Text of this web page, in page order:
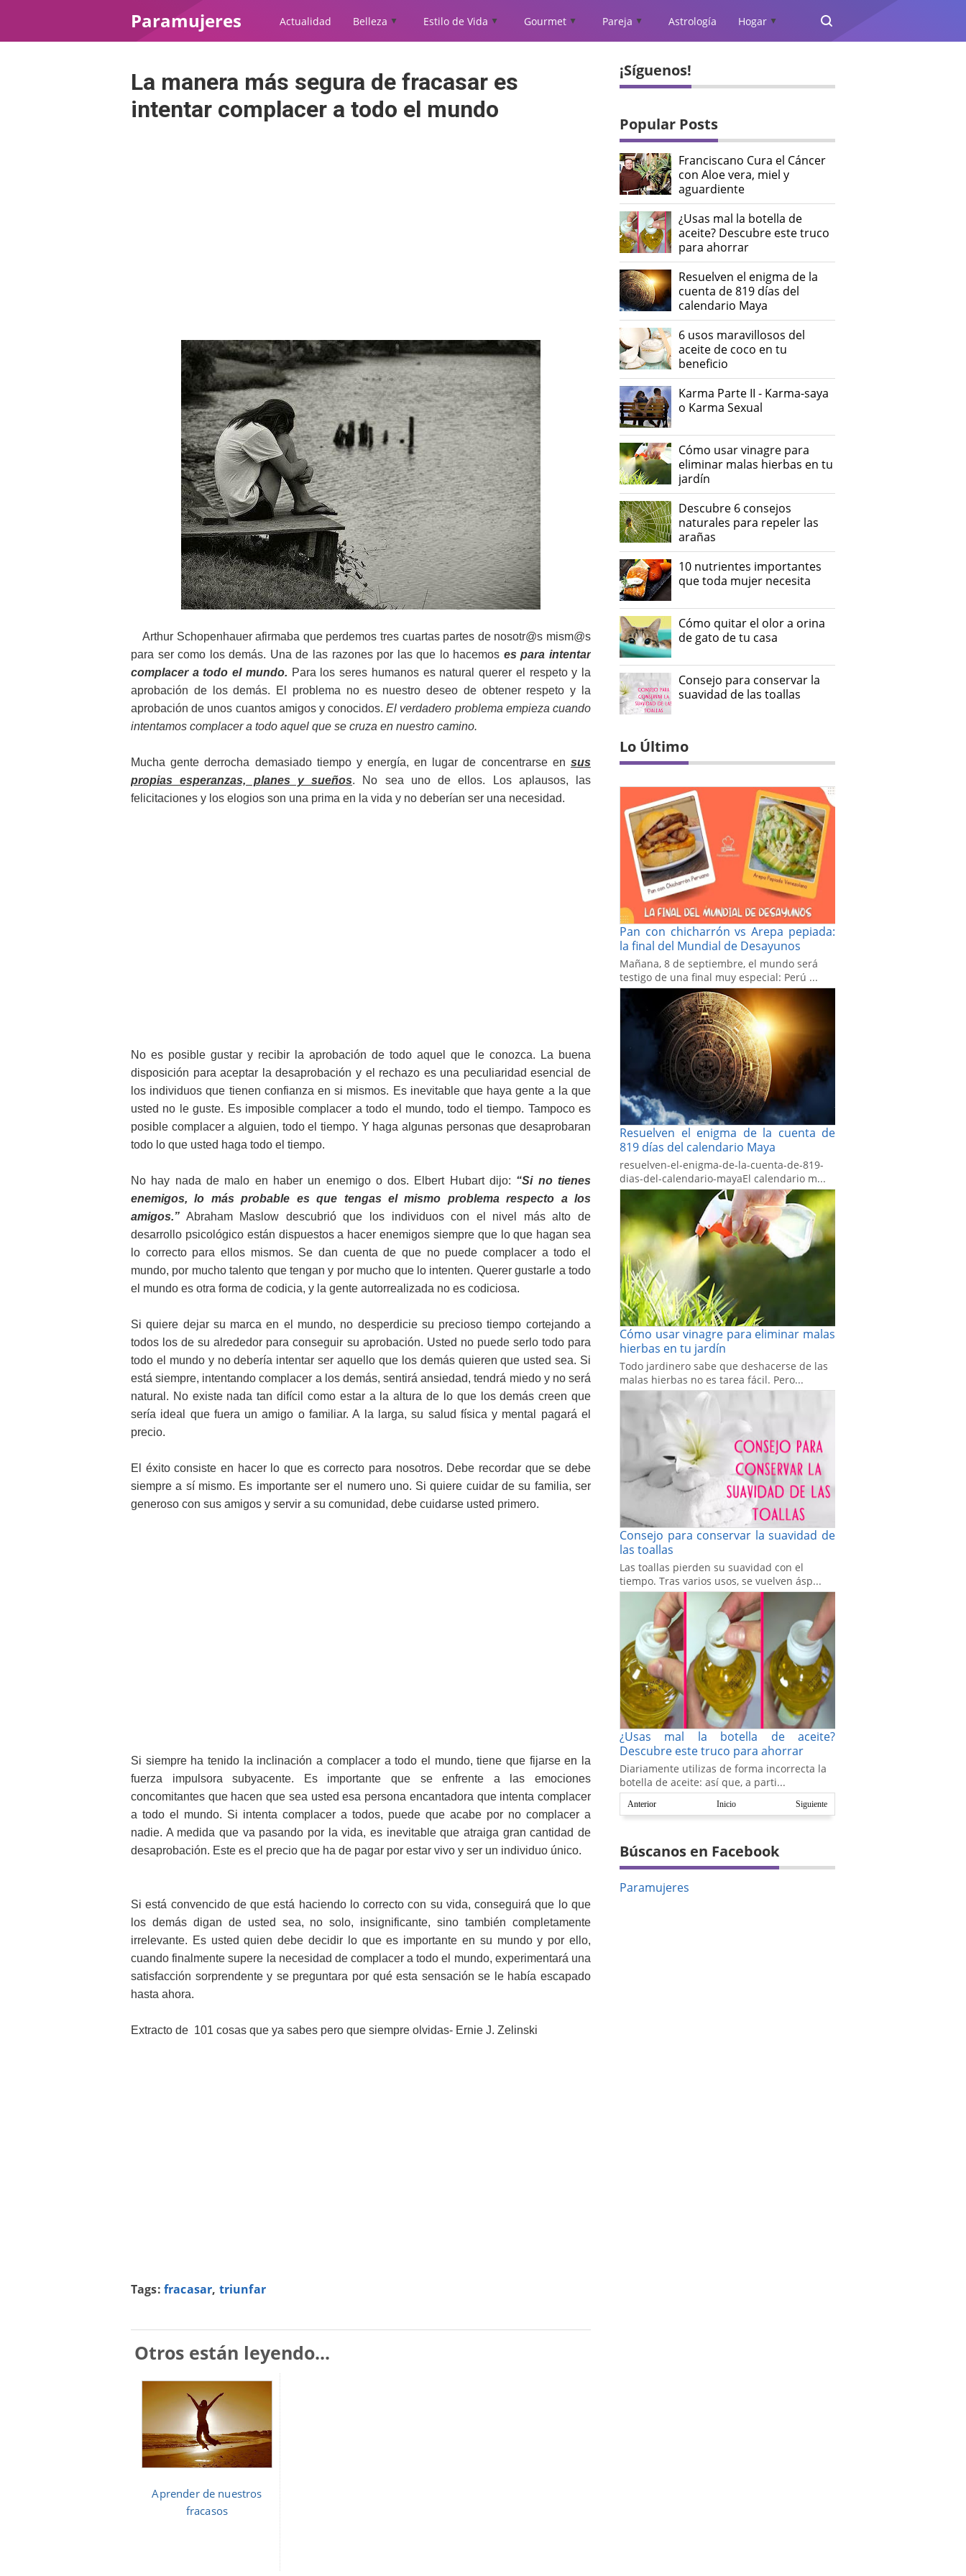
Paramujeres Actualidad Belleza ▲ Estilo de Vida ▲ Gourmet ▲ Pareja ▲ Astrología Hogar ▲
La manera más segura de fracasar es
intentar complacer a todo el mundo
Arthur Schopenhauer afirmaba que perdemos tres cuartas partes de nosotr@s mism@s
para ser como los demás. Una de las razones por las que lo hacemos es para intentar
complacer a todo el mundo. Para los seres humanos es natural querer el respeto y la
aprobación de los demás. El problema no es nuestro deseo de obtener respeto y la
aprobación de unos cuantos amigos y conocidos.El verdadero problema empieza cuando
intentamos complacer a todo aquel que se cruza en nuestro camino.
Mucha gente derrocha demasiado tiempo y energía, en lugar de concentrarse en sus
propias esperanzas, planes y sueños. No sea uno de ellos. Los aplausos, las
felicitaciones y los elogios son una prima en la vida y no deberían ser una necesidad.
No es posible gustar y recibir la aprobación de todo aquel que le conozca. La buena
disposición para aceptar la desaprobación y el rechazo es una peculiaridad esencial de
los individuos que tienen confianza en si mismos. Es inevitable que haya gente a la que
usted no le guste. Es imposible complacer a todo el mundo, todo el tiempo. Tampoco es
posible complacer a alguien, todo el tiempo. Y haga algunas personas que desaprobaran
todo lo que usted haga todo el tiempo.
No hay nada de malo en haber un enemigo o dos. Elbert Hubart dijo: “Si no tienes
enemigos, lo más probable es que tengas el mismo problema respecto a los
amigos.” Abraham Maslow descubrió que los individuos con el nivel más alto de
desarrollo psicológico están dispuestos a hacer enemigos siempre que lo que hagan sea
lo correcto para ellos mismos. Se dan cuenta de que no puede complacer a todo el
mundo, por mucho talento que tengan y por mucho que lo intenten. Querer gustarle a todo
el mundo es otra forma de codicia, y la gente autorrealizada no es codiciosa.
Si quiere dejar su marca en el mundo, no desperdicie su precioso tiempo cortejando a
todos los de su alrededor para conseguir su aprobación. Usted no puede serlo todo para
todo el mundo y no debería intentar ser aquello que los demás quieren que usted sea. Si
está siempre, intentando complacer a los demás, sentirá ansiedad, tendrá miedo y no será
natural. No existe nada tan difícil como estar a la altura de lo que los demás creen que
sería ideal que fuera un amigo o familiar. A la larga, su salud física y mental pagará el
precio.
El éxito consiste en hacer lo que es correcto para nosotros. Debe recordar que se debe
siempre a sí mismo. Es importante ser el numero uno. Si quiere cuidar de su familia, ser
generoso con sus amigos y servir a su comunidad, debe cuidarse usted primero.
Si siempre ha tenido la inclinación a complacer a todo el mundo, tiene que fijarse en la
fuerza impulsora subyacente. Es importante que se enfrente a las emociones
concomitantes que hacen que sea usted esa persona encantadora que intenta complacer
a todo el mundo. Si intenta complacer a todos, puede que acabe por no complacer a
nadie. A medida que va pasando por la vida, es inevitable que atraiga gran cantidad de
desaprobación. Este es el precio que ha de pagar por estar vivo y ser un individuo único.
Si está convencido de que está haciendo lo correcto con su vida, conseguirá que lo que
los demás digan de usted sea, no solo, insignificante, sino también completamente
irrelevante. Es usted quien debe decidir lo que es importante en su mundo y por ello,
cuando finalmente supere la necesidad de complacer a todo el mundo, experimentará una
satisfacción sorprendente y se preguntara por qué esta sensación se le había escapado
hasta ahora.
Extracto de 101 cosas que ya sabes pero que siempre olvidas- Ernie J. Zelinski
Tags: fracasar, triunfar
Otros están leyendo...
Aprender de nuestros
fracasos
¡Síguenos!
Popular Posts
Franciscano Cura el Cáncer
con Aloe vera, miel y
aguardiente
¿Usas mal la botella de
aceite? Descubre este truco
para ahorrar
Resuelven el enigma de la
cuenta de 819 días del
calendario Maya
6 usos maravillosos del
aceite de coco en tu
beneficio
Karma Parte II - Karma-saya
o Karma Sexual
Cómo usar vinagre para
eliminar malas hierbas en tu
jardín
Descubre 6 consejos
naturales para repeler las
arañas
10 nutrientes importantes
que toda mujer necesita
Cómo quitar el olor a orina
de gato de tu casa
Consejo para conservar la
suavidad de las toallas
Lo Último
Pan con chicharrón vs Arepa pepiada:
la final del Mundial de Desayunos
Mañana, 8 de septiembre, el mundo será
testigo de una final muy especial: Perú ...
Resuelven el enigma de la cuenta de
819 días del calendario Maya
resuelven-el-enigma-de-la-cuenta-de-819-
dias-del-calendario-mayaEl calendario m...
Cómo usar vinagre para eliminar malas
hierbas en tu jardín
Todo jardinero sabe que deshacerse de las
malas hierbas no es tarea fácil. Pero...
Consejo para conservar la suavidad de
las toallas
Las toallas pierden su suavidad con el
tiempo. Tras varios usos, se vuelven ásp...
¿Usas mal la botella de aceite?
Descubre este truco para ahorrar
Diariamente utilizas de forma incorrecta la
botella de aceite: así que, a parti...
Anterior Siguiente
Inicio
Búscanos en Facebook
Paramujeres